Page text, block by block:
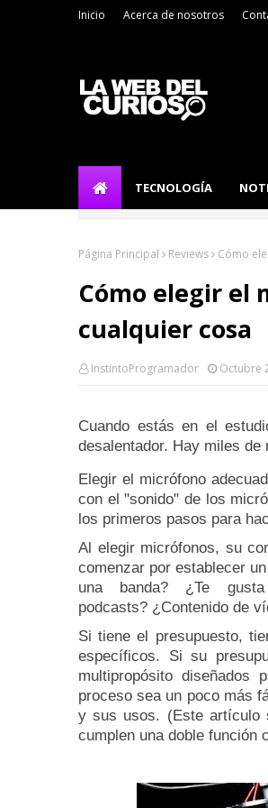
Inicio Acerca de nosotros
TECNOLOGÍA
Página Principal Reviews Cómo
Cómo elegir el
cualquier cosa
InstintoProgramador Octubre
Cuando estás en el
desalentador. Hay miles de
Elegir el micrófono
con el "sonido" de los
los primeros pasos para
Al elegir micrófonos, su
comenzar por establecer
una banda? ¿Te
podcasts? ¿Contenido de
Si tiene el presupuesto,
específicos. Si su
multipropósito diseñados
proceso sea un poco más
y sus usos. (Este artículo
cumplen una doble función